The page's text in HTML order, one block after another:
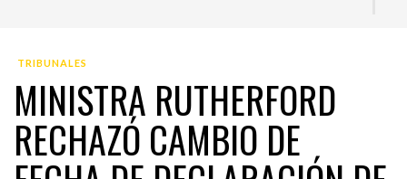
TRIBUNALES
MINISTRA RUTHERFORD
RECHAZÓ CAMBIO DE